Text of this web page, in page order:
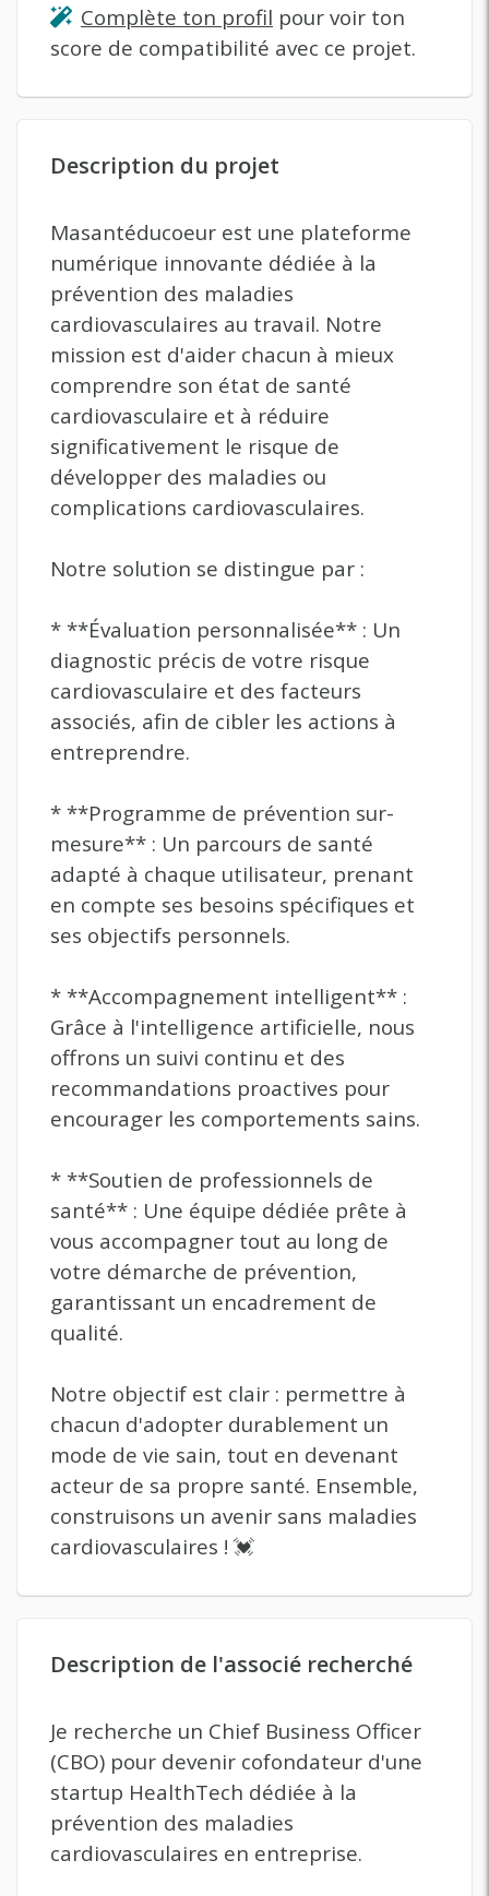
Complète ton profil pour voir ton
score de compatibilité avec ce projet.
Description du projet
Masantéducoeur est une plateforme
numérique innovante dédiée à la
prévention des maladies
cardiovasculaires au travail. Notre
mission est d'aider chacun à mieux
comprendre son état de santé
cardiovasculaire et à réduire
significativement le risque de
développer des maladies ou
complications cardiovasculaires.
Notre solution se distingue par :
* **Évaluation personnalisée** : Un
diagnostic précis de votre risque
cardiovasculaire et des facteurs
associés, afin de cibler les actions à
entreprendre.
* **Programme de prévention sur-
mesure** : Un parcours de santé
adapté à chaque utilisateur, prenant
en compte ses besoins spécifiques et
ses objectifs personnels.
* **Accompagnement intelligent** :
Grâce à l'intelligence artificielle, nous
offrons un suivi continu et des
recommandations proactives pour
encourager les comportements sains.
* **Soutien de professionnels de
santé** : Une équipe dédiée prête à
vous accompagner tout au long de
votre démarche de prévention,
garantissant un encadrement de
qualité.
Notre objectif est clair : permettre à
chacun d'adopter durablement un
mode de vie sain, tout en devenant
acteur de sa propre santé. Ensemble,
construisons un avenir sans maladies
cardiovasculaires ! 💓
Description de l'associé recherché
Je recherche un Chief Business Officer
(CBO) pour devenir cofondateur d'une
startup HealthTech dédiée à la
prévention des maladies
cardiovasculaires en entreprise.